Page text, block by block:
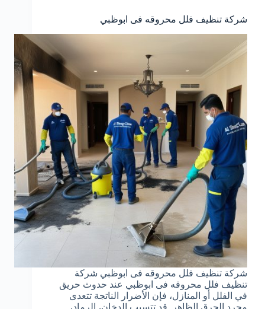
شركة تنظيف فلل محروقه فى ابوظبي
شركة تنظيف فلل محروقه فى ابوظبي شركة
تنظيف فلل محروقه فى ابوظبي عند حدوث حريق
في الفلل أو المنازل، فإن الأضرار الناتجة تتعدى